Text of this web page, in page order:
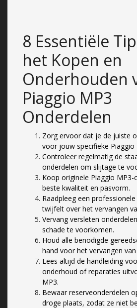
8 Essentiële
het Kopen en
Onderhouden
Piaggio MP3
Onderdelen
Zorg ervoor dat je de juiste
voor jouw specifieke Piaggio
Controleer regelmatig de
onderdelen om slijtage te
Koop originele Piaggio
beste kwaliteit en pasvorm.
Raadpleeg een
twijfelt over het vervangen
Vervang versleten
schade te voorkomen.
Houd alle benodigde
hand voor het vervangen
Lees altijd de handleiding
onderhoud of reparaties
MP3.
Bewaar reserveonderdelen
droge plaats, zodat ze niet